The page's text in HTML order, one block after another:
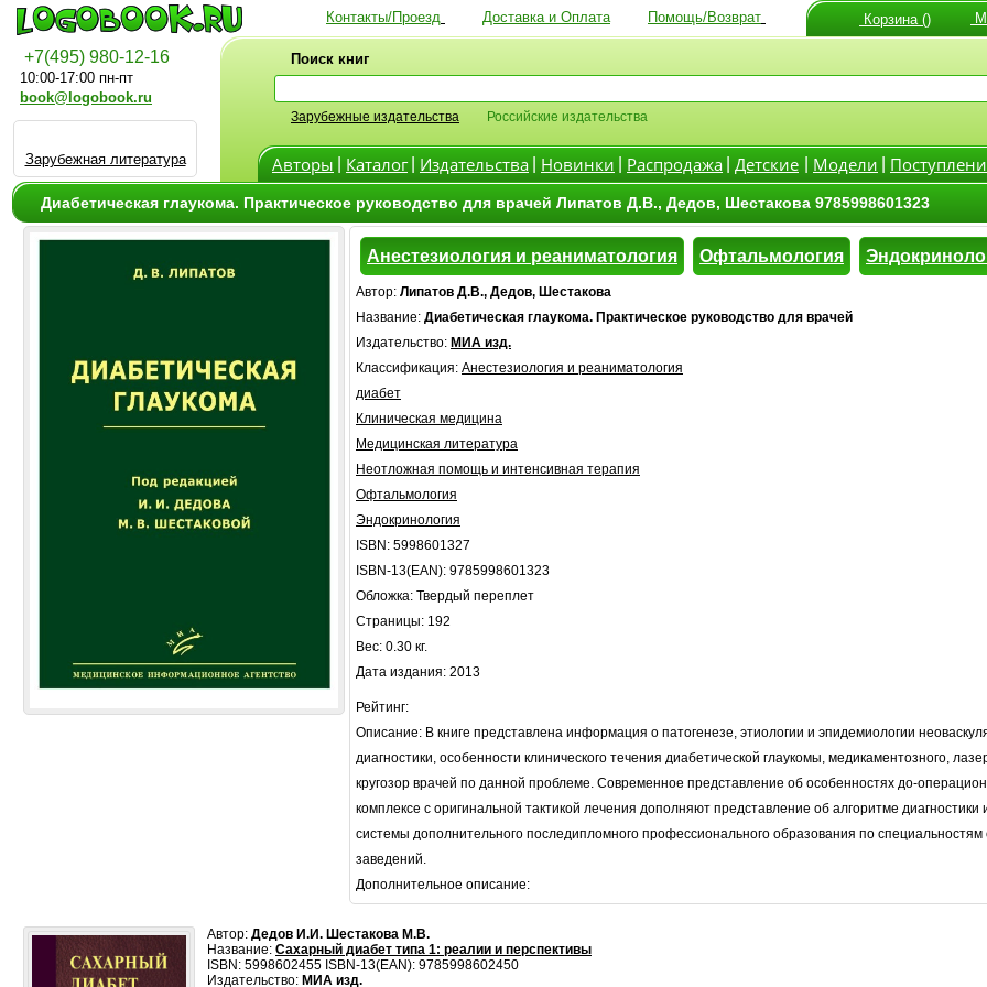
Контакты/Проезд Доставка и Оплата Помощь/Возврат Корзина ()
+7(495) 980-12-16
10:00-17:00 пн-пт
book@logobook.ru
Зарубежная литература
Поиск книг
Зарубежные издательства Российские издательства
Авторы Каталог Издательства Новинки Распродажа Детские Модели
Диабетическая глаукома. Практическое руководство для врачей Липатов Д.В., Дедов, Шестакова 9785998601323
Анестезиология и реаниматология Офтальмология
Автор: Липатов Д.В., Дедов, Шестакова
Название: Диабетическая глаукома. Практическое руководство для врачей
Издательство: МИА изд.
Классификация: Анестезиология и реаниматология
диабет
Клиническая медицина
Медицинская литература
Неотложная помощь и интенсивная терапия
Офтальмология
Эндокринология
ISBN: 5998601327
ISBN-13(EAN): 9785998601323
Обложка: Твердый переплет
Страницы: 192
Вес: 0.30 кг.
Дата издания: 2013
Рейтинг:
Описание: В книге представлена информация о патогенезе, этиологии и эпидемиологии
диагностики, особенности клинического течения диабетической глаукомы, медикаментозного,
кругозор врачей по данной проблеме. Современное представление об особенностях до-
комплексе с оригинальной тактикой лечения дополняют представление об алгоритме
системы дополнительного последипломного профессионального образования по
заведений.
Дополнительное описание:
Автор: Дедов И.И. Шестакова М.В.
Название: Сахарный диабет типа 1: реалии и перспективы
ISBN: 5998602455 ISBN-13(EAN): 9785998602450
Издательство: МИА изд.